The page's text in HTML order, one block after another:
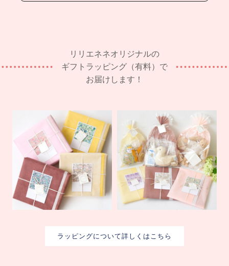
リリエネネオリジナルの
ギフトラッピング（有料）で
お届けします！
ラッピングについて詳しくはこちら